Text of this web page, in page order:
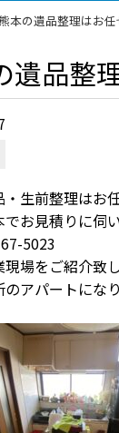
本の遺品整理はお任
遺品整
生前整理はお
でお見積りに伺
5023
場をご紹介致し
アパートにな